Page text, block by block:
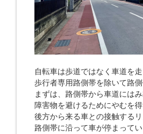
自転車は歩道ではなく車道を
歩行者専用路側帯を除いて路
まずは、路側帯から車道には
障害物を避けるためにやむを
後方から来る車との接触する
路側帯に沿って車が停まって